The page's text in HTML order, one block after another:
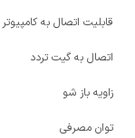
قابلیت اتصال به کامپیوتر
اتصال به گیت تردد
زاویه باز شو
توان مصرفی